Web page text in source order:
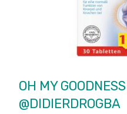
OH MY GOODNESS
@DIDIERDROGBA